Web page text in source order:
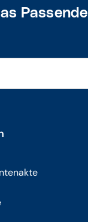
Passende